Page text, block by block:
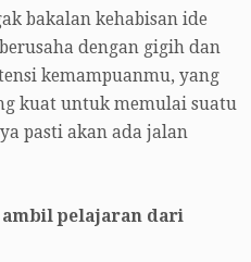
bakalan kehabisan ide
dengan gigih dan
kemampuanmu, yang
kuat untuk memulai suatu
pasti akan ada jalan
ambil pelajaran dari